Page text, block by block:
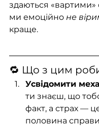
здаються
ми емоційно не
краще.
🔁 Що з цим
Усвідомити
ти знаєш, що
факт, а страх —
половина